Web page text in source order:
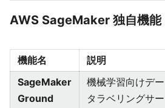
AWS SageMaker 独自機能
機能名 説明
SageMaker
Ground
機械学習向けデー
タラベリングサー